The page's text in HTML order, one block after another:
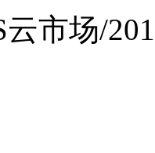
市场/